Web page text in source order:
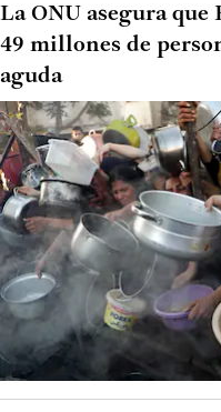
La ONU asegura
49 millones de
aguda